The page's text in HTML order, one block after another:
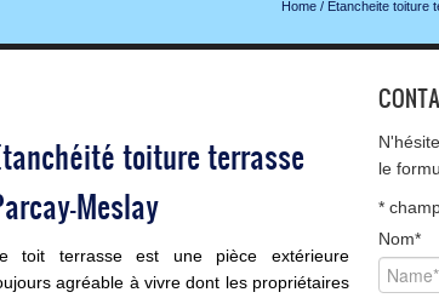
Home / Etancheite toiture
toiture terrasse
Meslay
toit terrasse est une pièce extérieure
agréable à vivre dont les propriétaires
le
*
Nom*